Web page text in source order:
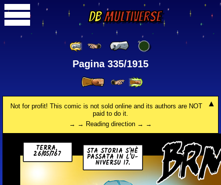
DBMultiverse
Pagina 335/1915
Not for profit! This comic is not sold online and its authors are NOT
paid to do it.
→ → Reading direction → →
TERRA,
26/05/767 STA STORIA S'HÈ
PASSATA IN L'U­
NI­VER­SU 17.